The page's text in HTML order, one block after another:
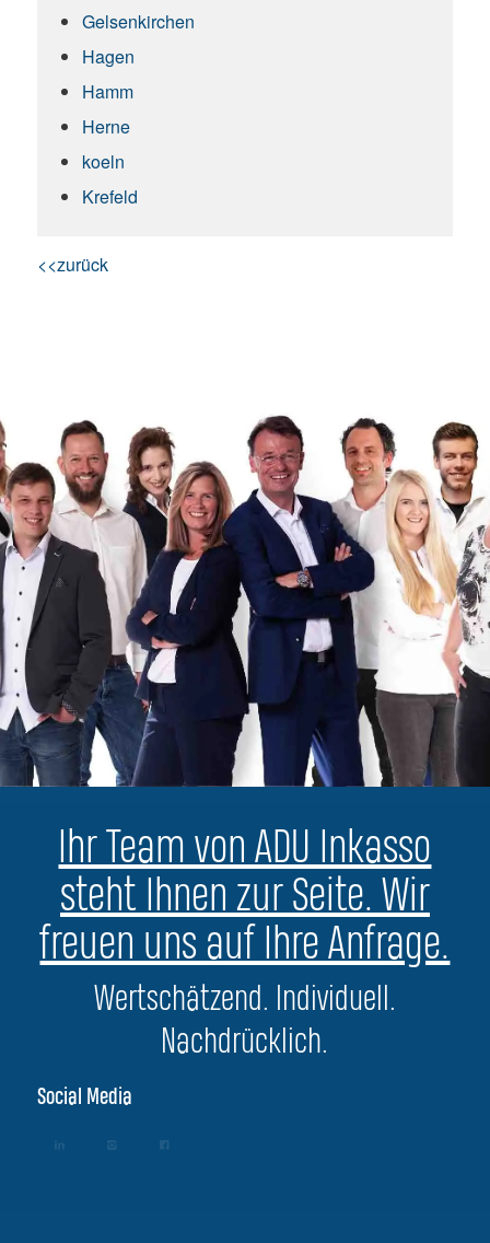
Gelsenkirchen
Hagen
Hamm
Herne
koeln
Krefeld
<<zurück
Ihr Team von ADU Inkasso
steht Ihnen zur Seite. Wir
freuen uns auf Ihre Anfrage.
Wertschätzend. Individuell.
Nachdrücklich.
Social Media